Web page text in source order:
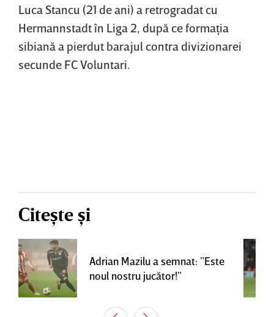
Luca Stancu (21 de ani) a retrogradat cu
Hermannstadt în Liga 2, după ce formaţia
sibiană a pierdut barajul contra divizionarei
secunde FC Voluntari.
Citește și
Adrian Mazilu a semnat: ”Este
noul nostru jucător!”